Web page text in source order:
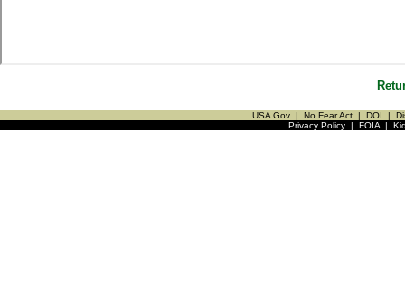
USA Gov | No Fear Act | DOI |
Privacy Policy| FOIA|